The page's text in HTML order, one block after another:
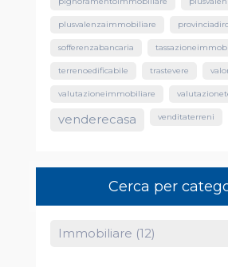
plusvalenzaimmobiliare
sofferenzabancaria
terrenoedificabile trastevere
valutazioneimmobiliare
venderecasa venditaterreni
Cerca per
Immobiliare (12)